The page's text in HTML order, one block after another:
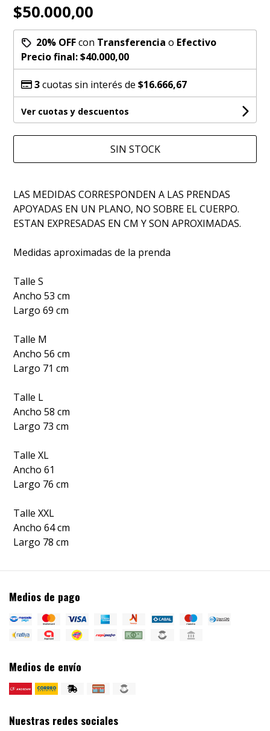
$50.000,00
20% OFFcon Transferencia o Efectivo
Precio final:$40.000,00
3cuotas sin interés de$16.666,67
Ver cuotas y descuentos
SIN STOCK
LAS MEDIDAS CORRESPONDEN A LAS PRENDAS
APOYADAS EN UN PLANO, NO SOBRE EL CUERPO.
ESTAN EXPRESADAS EN CM Y SON APROXIMADAS.
Medidas aproximadas de la prenda
Talle S
Ancho 53 cm
Largo 69 cm
Talle M
Ancho 56 cm
Largo 71 cm
Talle L
Ancho 58 cm
Largo 73 cm
Talle XL
Ancho 61
Largo 76 cm
Talle XXL
Ancho 64 cm
Largo 78 cm
Medios de pago
Medios de envío
Nuestras redes sociales